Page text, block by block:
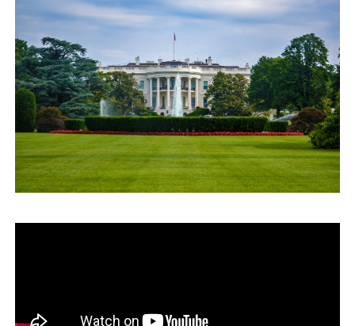
運営会社
ファミリーオフィスとは
関連書籍
メールマガジン登録
よくある質問